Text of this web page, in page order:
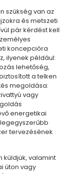
szükség van az
és metszeti
pár kérdést kell
koncepcióra
ilyenek például:
lehetőség,
a telken
megoldása:
vagy
energetikai
tervezésének
küldjük, valamint
úton vagy